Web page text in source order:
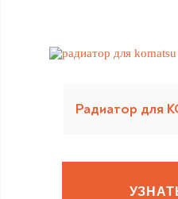
Радиатор для